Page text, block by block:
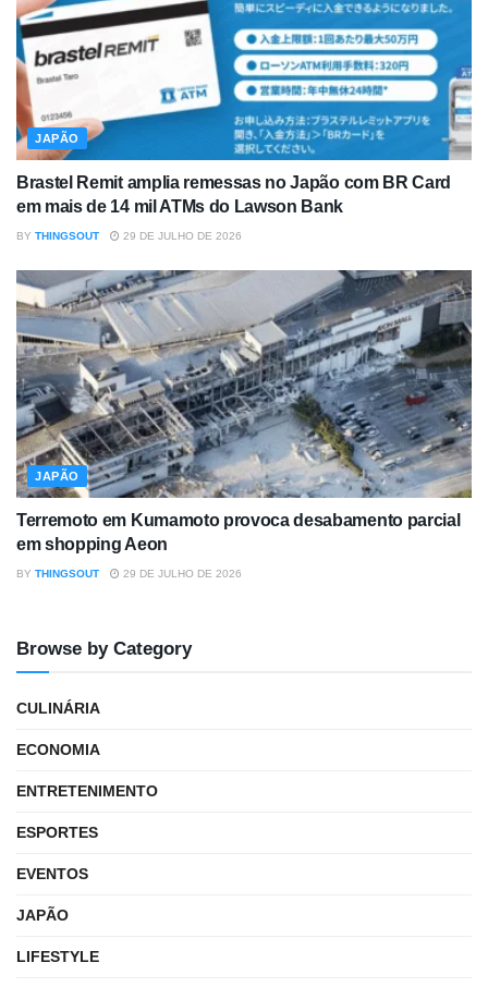
JAPÃO
Brastel Remit amplia remessas no Japão com BR Card
em mais de 14 mil ATMs do Lawson Bank
BY THINGSOUT 29 DE JULHO DE 2026
JAPÃO
Terremoto em Kumamoto provoca desabamento parcial
em shopping Aeon
BY THINGSOUT 29 DE JULHO DE 2026
Browse by Category
CULINÁRIA
ECONOMIA
ENTRETENIMENTO
ESPORTES
EVENTOS
JAPÃO
LIFESTYLE